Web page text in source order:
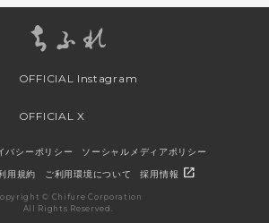
OFFICIAL Instagram
OFFICIAL X
バシーポリシー ソーシャルメディアポリシー
用規約 ご利用環境について 採用情報 open_in_new
© Chifure Corporation
All Rights Reserved.